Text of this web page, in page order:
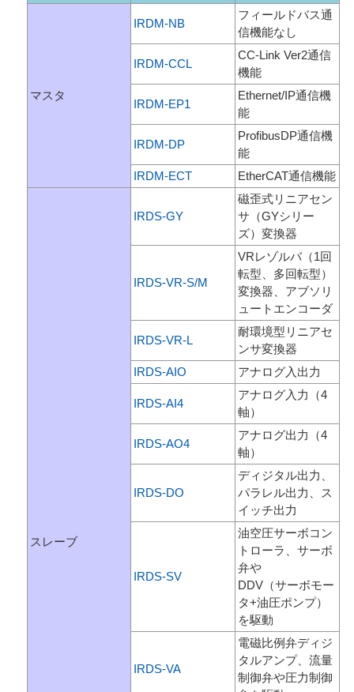
マスタ
IRDM-NB
フィールドバス通
信機能なし
IRDM-CCL
CC-Link Ver2通信
機能
IRDM-EP1
Ethernet/IP通信機
能
IRDM-DP
ProfibusDP通信機
能
IRDM-ECT
EtherCAT通信機能
スレーブ
IRDS-GY
磁歪式リニアセン
サ（GYシリー
ズ）変換器
IRDS-VR-S/M
VRレゾルバ（1回
転型、多回転型）
変換器、アブソリ
ュートエンコーダ
IRDS-VR-L
耐環境型リニアセ
ンサ変換器
IRDS-AIO
アナログ入出力
IRDS-AI4
アナログ入力（4
軸）
IRDS-AO4
アナログ出力（4
軸）
IRDS-DO
ディジタル出力、
パラレル出力、ス
イッチ出力
IRDS-SV
油空圧サーボコン
トローラ、サーボ
弁や
DDV（サーボモー
タ+油圧ポンプ）
を駆動
IRDS-VA
電磁比例弁ディジ
タルアンプ、流量
制御弁や圧力制御